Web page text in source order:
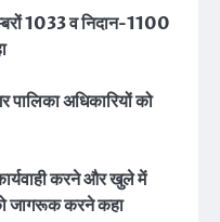
1033 व निदान-1100
अधिकारियों को
करने और खुले में
जागरूक करने कहा